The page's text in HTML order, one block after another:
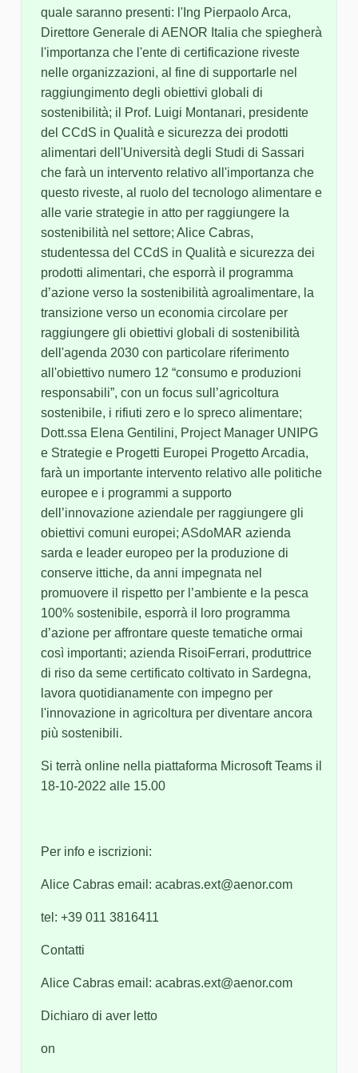
quale saranno presenti: l'Ing Pierpaolo Arca,
Direttore Generale di AENOR Italia che spiegherà
l'importanza che l'ente di certificazione riveste
nelle organizzazioni, al fine di supportarle nel
raggiungimento degli obiettivi globali di
sostenibilità; il Prof. Luigi Montanari, presidente
del CCdS in Qualità e sicurezza dei prodotti
alimentari dell'Università degli Studi di Sassari
che farà un intervento relativo all'importanza che
questo riveste, al ruolo del tecnologo alimentare e
alle varie strategie in atto per raggiungere la
sostenibilità nel settore; Alice Cabras,
studentessa del CCdS in Qualità e sicurezza dei
prodotti alimentari, che esporrà il programma
d’azione verso la sostenibilità agroalimentare, la
transizione verso un economia circolare per
raggiungere gli obiettivi globali di sostenibilità
dell'agenda 2030 con particolare riferimento
all'obiettivo numero 12 “consumo e produzioni
responsabili”, con un focus sull’agricoltura
sostenibile, i rifiuti zero e lo spreco alimentare;
Dott.ssa Elena Gentilini, Project Manager UNIPG
e Strategie e Progetti Europei Progetto Arcadia,
farà un importante intervento relativo alle politiche
europee e i programmi a supporto
dell’innovazione aziendale per raggiungere gli
obiettivi comuni europei; ASdoMAR azienda
sarda e leader europeo per la produzione di
conserve ittiche, da anni impegnata nel
promuovere il rispetto per l’ambiente e la pesca
100% sostenibile, esporrà il loro programma
d’azione per affrontare queste tematiche ormai
così importanti; azienda RisoiFerrari, produttrice
di riso da seme certificato coltivato in Sardegna,
lavora quotidianamente con impegno per
l'innovazione in agricoltura per diventare ancora
più sostenibili.
Si terrà online nella piattaforma Microsoft Teams il
18-10-2022 alle 15.00
Per info e iscrizioni:
Alice Cabras email: acabras.ext@aenor.com
tel: +39 011 3816411
Contatti
Alice Cabras email: acabras.ext@aenor.com
Dichiaro di aver letto
on